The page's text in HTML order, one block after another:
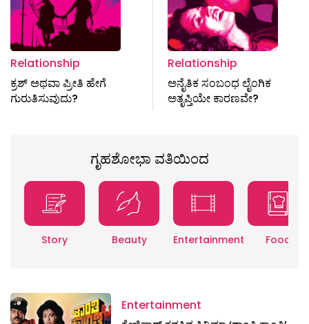
Relationship
ಕ್ರಶ್ ಅಥವಾ ಪ್ರೀತಿ ಹೇಗೆ
ಗುರುತಿಸುವುದು?
Relationship
ಅನೈತಿಕ ಸಂಬಂಧ ಲೈಂಗಿಕ
ಅತೃಪ್ತಿಯೇ ಕಾರಣವೇ?
ಗೃಹಶೋಭಾ ವತಿಯಿಂದ
Story Beauty Entertainment Food
Entertainment